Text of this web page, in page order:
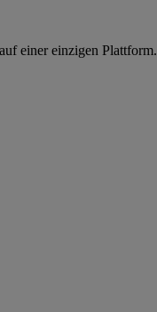
einer einzigen Plattform.